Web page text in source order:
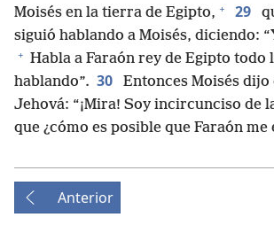
Moisés en la tierra de Egipto, + 29
siguió hablando a Moisés, diciendo:
+ Habla a Faraón rey de Egipto todo
hablando”. 30
Entonces Moisés dijo
Jehová: “¡Mira! Soy incircunciso de
que ¿cómo es posible que Faraón me
Anterior